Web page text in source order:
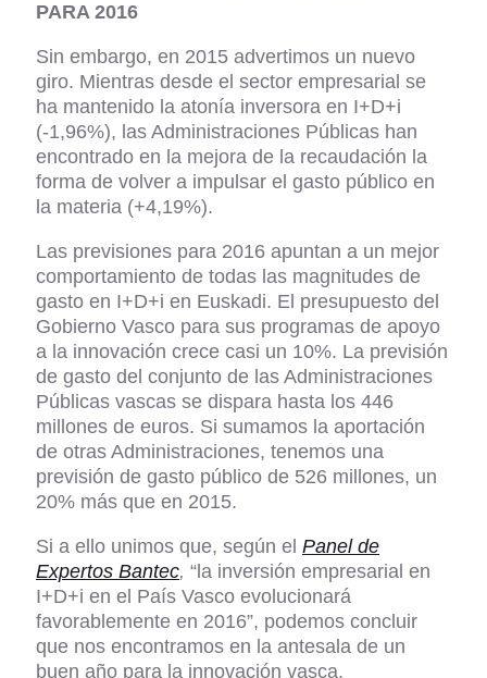
PARA 2016
Sin embargo, en 2015 advertimos un nuevo
giro. Mientras desde el sector empresarial se
ha mantenido la atonía inversora en I+D+i
(-1,96%), las Administraciones Públicas han
encontrado en la mejora de la recaudación la
forma de volver a impulsar el gasto público en
la materia (+4,19%).
Las previsiones para 2016 apuntan a un mejor
comportamiento de todas las magnitudes de
gasto en I+D+i en Euskadi. El presupuesto del
Gobierno Vasco para sus programas de apoyo
a la innovación crece casi un 10%. La previsión
de gasto del conjunto de las Administraciones
Públicas vascas se dispara hasta los 446
millones de euros. Si sumamos la aportación
de otras Administraciones, tenemos una
previsión de gasto público de 526 millones, un
20% más que en 2015.
Si a ello unimos que, según el Panel de
Expertos Bantec, “la inversión empresarial en
I+D+i en el País Vasco evolucionará
favorablemente en 2016”, podemos concluir
que nos encontramos en la antesala de un
buen año para la innovación vasca.